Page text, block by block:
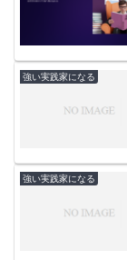
強い実践家になる
強い実践家になる